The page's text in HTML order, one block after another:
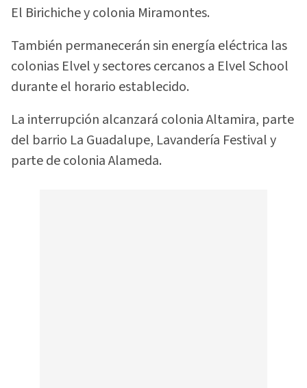
El Birichiche y colonia Miramontes.
También permanecerán sin energía eléctrica las
colonias Elvel y sectores cercanos a Elvel School
durante el horario establecido.
La interrupción alcanzará colonia Altamira, parte
del barrio La Guadalupe, Lavandería Festival y
parte de colonia Alameda.